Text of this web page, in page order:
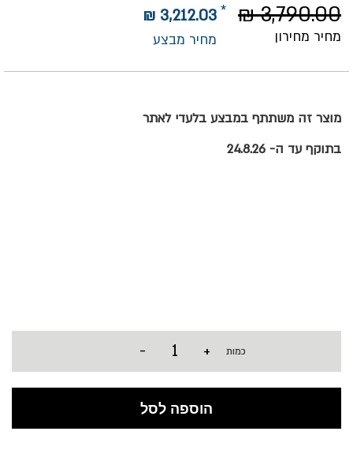
מחיר מבצע
3,212.03 ₪
מחיר מחירון
3,790.00 ₪
מוצר זה משתתף במבצע בלעדי לאתר
בתוקף עד ה- 24.8.26
כמות +
-
הוספה לסל